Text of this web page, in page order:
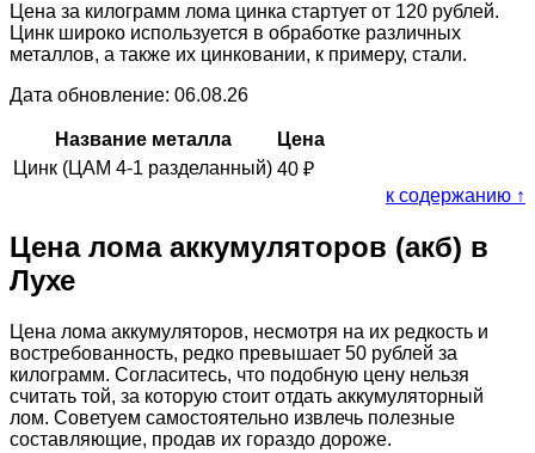
Цена за килограмм лома цинка стартует от 120 рублей.
Цинк широко используется в обработке различных
металлов, а также их цинковании, к примеру, стали.
Дата обновление: 06.08.26
Название металла
Цена
Цинк (ЦАМ 4-1 разделанный) 40 ₽
к содержанию ↑
Цена лома аккумуляторов (акб) в
Лухе
Цена лома аккумуляторов, несмотря на их редкость и
востребованность, редко превышает 50 рублей за
килограмм. Согласитесь, что подобную цену нельзя
считать той, за которую стоит отдать аккумуляторный
лом. Советуем самостоятельно извлечь полезные
составляющие, продав их гораздо дороже.